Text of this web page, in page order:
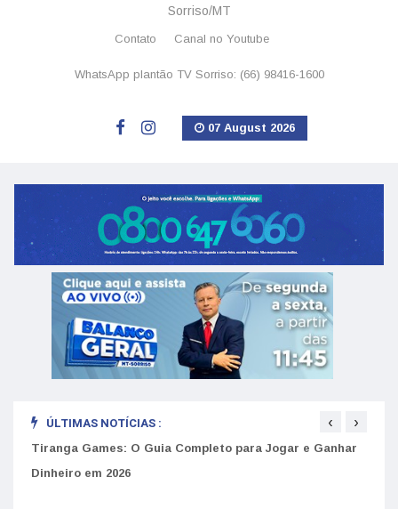
Sorriso/MT
Contato Canal no Youtube
WhatsApp plantão TV Sorriso: (66) 98416-1600
07 August 2026
ÚLTIMAS NOTÍCIAS :
Tiranga Games: O Guia Completo para Jogar e Ganhar
Dinheiro em 2026
‹ ›